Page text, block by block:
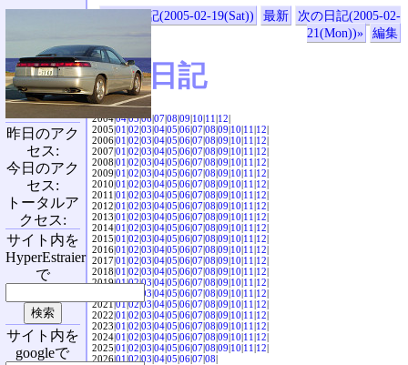
«前の日記(2005-02-19(Sat)) 最新
次の日記(2005-02-
21(Mon))»
編集
SVX日記
2004|04|05|06|07|08|09|10|11|12|
2005|01|02|03|04|05|06|07|08|09|10|11|12|
2006|01|02|03|04|05|06|07|08|09|10|11|12|
2007|01|02|03|04|05|06|07|08|09|10|11|12|
2008|01|02|03|04|05|06|07|08|09|10|11|12|
2009|01|02|03|04|05|06|07|08|09|10|11|12|
2010|01|02|03|04|05|06|07|08|09|10|11|12|
2011|01|02|03|04|05|06|07|08|09|10|11|12|
2012|01|02|03|04|05|06|07|08|09|10|11|12|
2013|01|02|03|04|05|06|07|08|09|10|11|12|
2014|01|02|03|04|05|06|07|08|09|10|11|12|
2015|01|02|03|04|05|06|07|08|09|10|11|12|
2016|01|02|03|04|05|06|07|08|09|10|11|12|
2017|01|02|03|04|05|06|07|08|09|10|11|12|
2018|01|02|03|04|05|06|07|08|09|10|11|12|
2019|01|02|03|04|05|06|07|08|09|10|11|12|
03|04|05|06|07|08|09|10|11|12|
2021|01|02|03|04|05|06|07|08|09|10|11|12|
2022|01|02|03|04|05|06|07|08|09|10|11|12|
2023|01|02|03|04|05|06|07|08|09|10|11|12|
2024|01|02|03|04|05|06|07|08|09|10|11|12|
2025|01|02|03|04|05|06|07|08|09|10|11|12|
2026|01|02|03|04|05|06|07|08|
昨日のアク
セス:
今日のアク
セス:
トータルア
クセス:
サイト内を
HyperEstraier
で
サイト内を
googleで